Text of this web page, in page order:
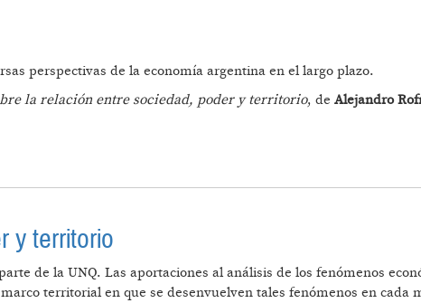
perspectivas de la economía argentina en el largo plazo.
la relación entre sociedad, poder y territorio, de Alejandro
y territorio
de la UNQ. Las aportaciones al análisis de los fenómenos
territorial en que se desenvuelven tales fenómenos en cada